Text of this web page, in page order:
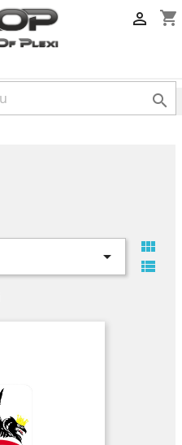
shopping_cart




